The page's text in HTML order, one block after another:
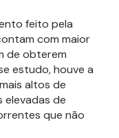
feito pela
com maior
de obterem
estudo, houve a
altos de
elevadas de
que não